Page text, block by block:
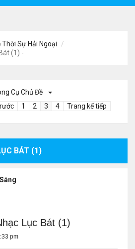
Sự Hải Ngoại
(1) -
Cụ Chủ Đề
1 2 3 4 Trang kế tiếp
BÁT (1)
Lục Bát (1)
pm